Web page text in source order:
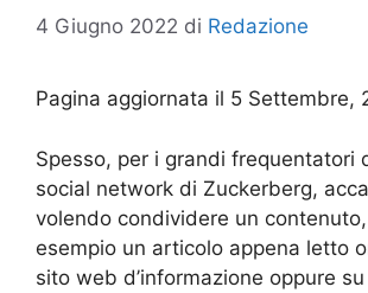
4 Giugno 2022 di Redazione
Pagina aggiornata il 5 Settembre,
Spesso, per i grandi frequentatori
social network di Zuckerberg,
volendo condividere un
esempio un articolo appena letto
sito web d’informazione oppure